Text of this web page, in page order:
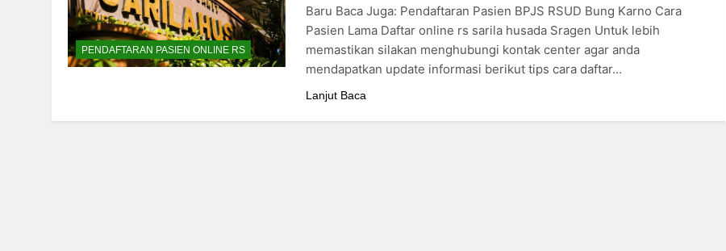
PENDAFTARAN PASIEN ONLINE RS
Baru Baca Juga: Pendaftaran Pasien BPJS RSUD Bung Karno Cara
Pasien Lama Daftar online rs sarila husada Sragen Untuk lebih
memastikan silakan menghubungi kontak center agar anda
mendapatkan update informasi berikut tips cara daftar…
Lanjut Baca